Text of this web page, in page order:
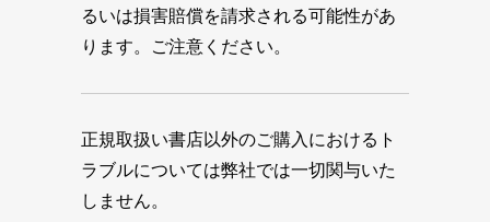
るいは損害賠償を請求される可能性があ
ります。ご注意ください。
正規取扱い書店以外のご購入におけるト
ラブルについては弊社では一切関与いた
しません。